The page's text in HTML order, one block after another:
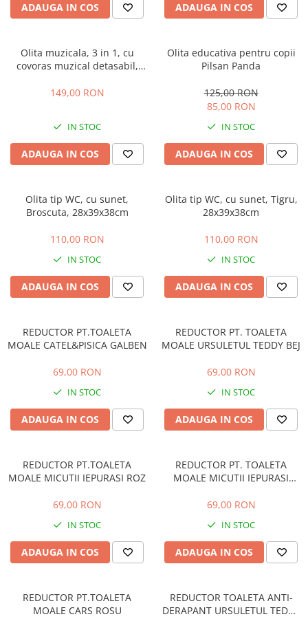
ADAUGA IN COS ADAUGA IN COS
Olita muzicala, 3 in 1, cu
covoras muzical detasabil,
verde
149,00 RON
IN STOC
ADAUGA IN COS
Olita educativa pentru copii
Pilsan Panda
125,00 RON
85,00 RON
IN STOC
ADAUGA IN COS
Olita tip WC, cu sunet,
Broscuta, 28x39x38cm
110,00 RON
IN STOC
ADAUGA IN COS
Olita tip WC, cu sunet, Tigru,
28x39x38cm
110,00 RON
IN STOC
ADAUGA IN COS
REDUCTOR PT.TOALETA
MOALE CATEL&PISICA GALBEN
69,00 RON
IN STOC
ADAUGA IN COS
REDUCTOR PT. TOALETA
MOALE URSULETUL TEDDY BEJ
69,00 RON
IN STOC
ADAUGA IN COS
REDUCTOR PT.TOALETA
MOALE MICUTII IEPURASI ROZ
69,00 RON
IN STOC
ADAUGA IN COS
REDUCTOR PT. TOALETA
MOALE MICUTII IEPURASI
69,00 RON
IN STOC
ADAUGA IN COS
REDUCTOR PT.TOALETA
MOALE CARS ROSU
REDUCTOR TOALETA ANTI-
DERAPANT URSULETUL TEDDY